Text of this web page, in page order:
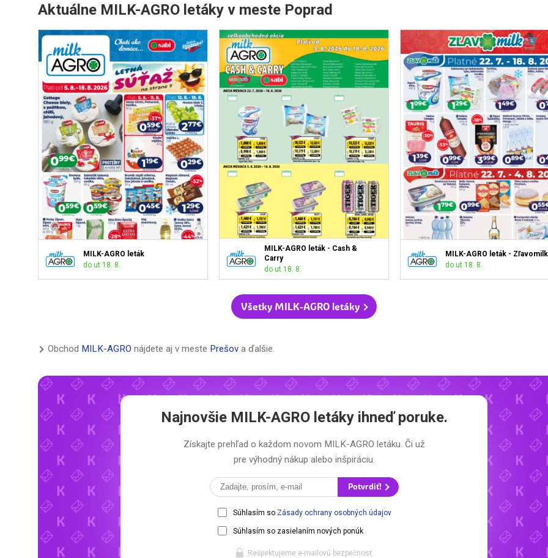
Aktuálne MILK-AGRO letáky v meste Poprad
MILK-AGRO leták
do ut 18. 8.
MILK-AGRO leták - Cash &
Carry
do ut 18. 8.
MILK-AGRO leták - Zľavomilk
do ut 18. 8.
Všetky MILK-AGRO letáky
Obchod MILK-AGRO nájdete aj v meste Prešov a ďalšie.
Najnovšie MILK-AGRO letákyihneď poruke.
Získajte prehľad o každom novom MILK-AGRO letáku. Či už
pre výhodný nákup alebo inšpiráciu.
Potvrdiť!
Súhlasím so Zásady ochrany osobných údajov
Súhlasím so zasielaním nových ponúk
Rešpektujeme e-mailovú bezpečnosť.